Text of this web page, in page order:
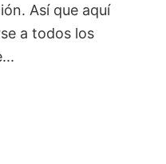
Así que aquí
a todos los